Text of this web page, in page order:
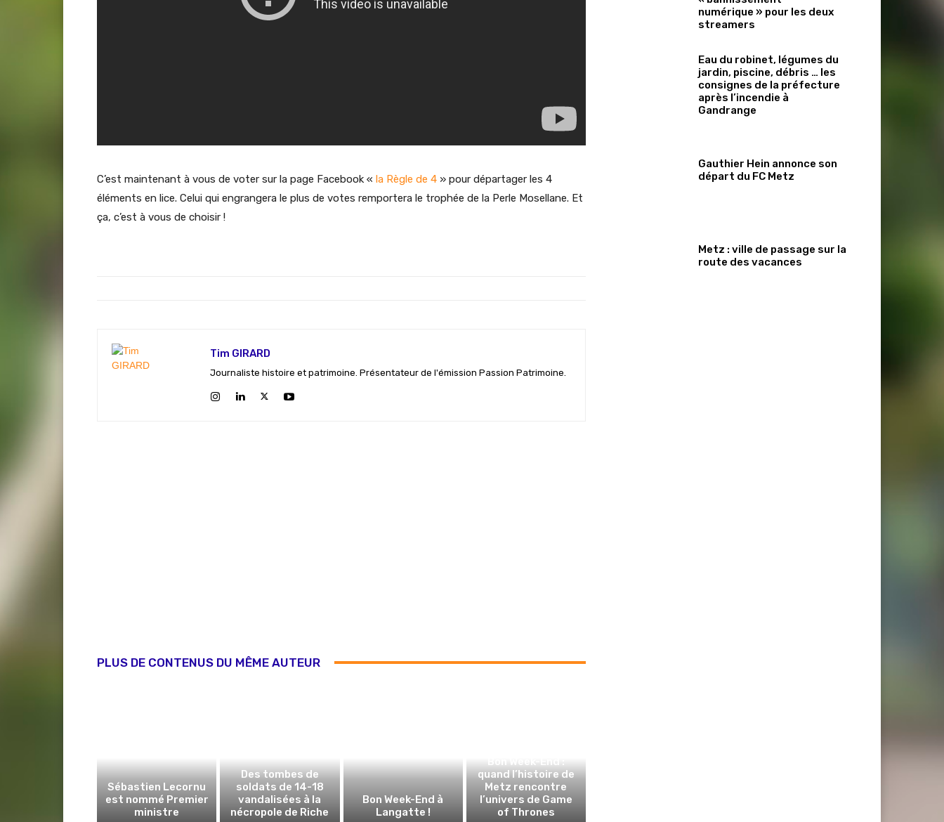
C’est maintenant à vous de voter sur la page Facebook « la Règle de 4 » pour départager les 4
éléments en lice. Celui qui engrangera le plus de votes remportera le trophée de la Perle Mosellane. Et
ça, c’est à vous de choisir !
Tim GIRARD
Journaliste histoire et patrimoine. Présentateur de l'émission Passion Patrimoine.
PLUS DE CONTENUS DU MÊME AUTEUR
Sébastien Lecornu
est nommé Premier
ministre
Des tombes de
soldats de 14-18
vandalisées à la
nécropole de Riche
Bon Week-End à
Langatte !
Bon Week-End :
quand l’histoire de
Metz rencontre
l’univers de Game
of Thrones
numérique » pour les deux
streamers
Eau du robinet, légumes du
jardin, piscine, débris … les
consignes de la préfecture
après l’incendie à
Gandrange
Gauthier Hein annonce son
départ du FC Metz
Metz : ville de passage sur la
route des vacances